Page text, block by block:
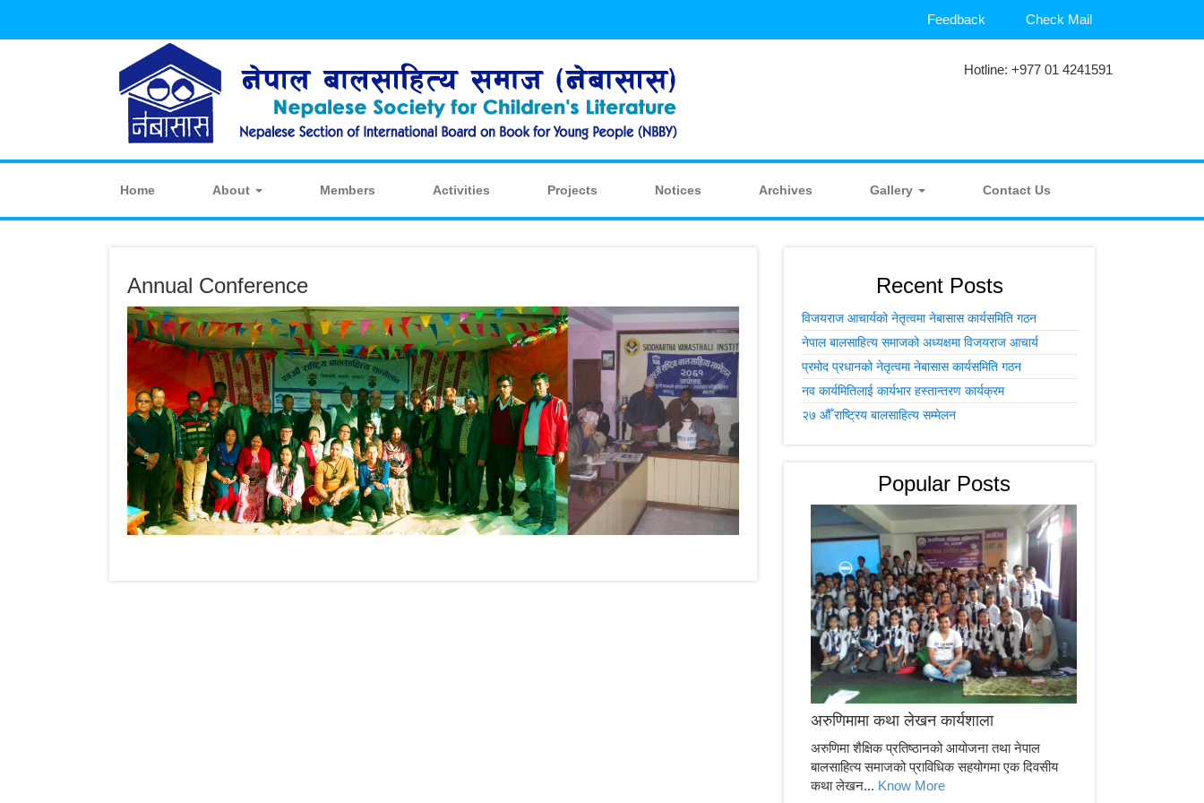
Check Mail
Feedback
Hotline: +977 01 4241591
Home About Members Activities Projects Notices Archives Gallery Contact Us
Annual Conference Recent Posts
विजयराज आचार्यको नेतृत्वमा नेबासास कार्यसमिति गठन
नेपाल बालसाहित्य समाजको अध्यक्षमा विजयराज आचार्य
प्रमोद प्रधानको नेतृत्वमा नेबासास कार्यसमिति गठन
नव कार्यमितिलाई कार्यभार हस्तान्तरण कार्यक्रम
२७ औँ राष्ट्रिय बालसाहित्य सम्मेलन
Popular Posts
अरुणिमामा कथा लेखन कार्यशाला
अरुणिमा शैक्षिक प्रतिष्ठानको आयोजना तथा नेपाल
बालसाहित्य समाजको प्राविधिक सहयोगमा एक दिवसीय
कथा लेखन... Know More